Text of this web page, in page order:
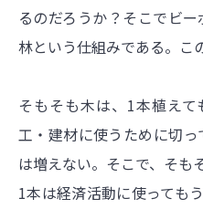
るのだろうか？そこでビ
林という仕組みである。こ
そもそも木は、1本植え
工・建材に使うために切
は増えない。そこで、そも
1本は経済活動に使っても